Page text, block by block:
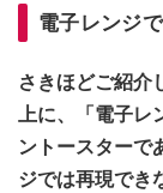
電子レンジ
さきほどご紹介
上に、「電子レ
ントースターで
ジでは再現でき